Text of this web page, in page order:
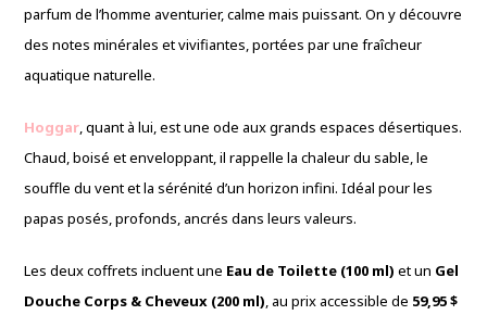
parfum de l’homme aventurier, calme mais puissant. On y découvre
des notes minérales et vivifiantes, portées par une fraîcheur
aquatique naturelle.
Hoggar, quant à lui, est une ode aux grands espaces désertiques.
Chaud, boisé et enveloppant, il rappelle la chaleur du sable, le
souffle du vent et la sérénité d’un horizon infini. Idéal pour les
papas posés, profonds, ancrés dans leurs valeurs.
Les deux coffrets incluent une Eau de Toilette (100 ml) et un Gel
Douche Corps & Cheveux (200 ml), au prix accessible de 59,95 $